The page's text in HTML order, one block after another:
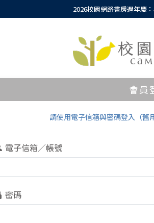
2026校園網路書房週年慶
會員
請使用電子信箱與密碼登入（舊
電子信箱／帳號
密碼